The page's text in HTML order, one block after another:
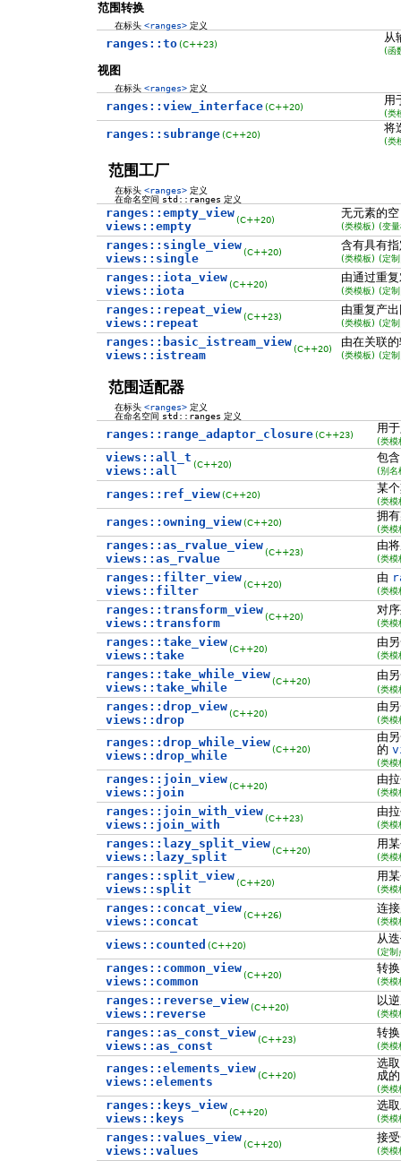
范围转换
在标头<ranges> 定义
ranges::to (C++23) 从
(函
视图
在标头<ranges> 定义
ranges::view_interface (C++20) 用
(类
ranges::subrange (C++20) 将
(类
范围工厂
在标头<ranges> 定义
在命名空间 std::ranges 定义
ranges::empty_view
views::empty
(C++20)
无元素的
(类模板) (变
ranges::single_view
views::single
(C++20)
含有具有
(类模板) (定
ranges::iota_view
views::iota
(C++20)
由通过重
(类模板) (定
ranges::repeat_view
views::repeat
(C++23)
由重复产
(类模板) (定
ranges::basic_istream_view
views::istream
(C++20)
由在关联
(类模板) (定
范围适配器
在标头<ranges> 定义
在命名空间 std::ranges 定义
ranges::range_adaptor_closure (C++23) 用
(类模
views::all_t
views::all
(C++20)
包
(别名
ranges::ref_view (C++20) 某
(类模
ranges::owning_view (C++20) 拥
(类模
ranges::as_rvalue_view
views::as_rvalue
(C++23)
由
(类模
ranges::filter_view
views::filter
(C++20)
由
(类模
ranges::transform_view
views::transform
(C++20)
对
(类模
ranges::take_view
views::take
(C++20)
由
(类模
ranges::take_while_view
views::take_while
(C++20) 由
(类模
ranges::drop_view
views::drop
(C++20)
由
(类模
ranges::drop_while_view
views::drop_while
(C++20)
由
的
(类模
ranges::join_view
views::join
(C++20)
由
(类模
ranges::join_with_view
views::join_with
(C++23)
由
(类模
ranges::lazy_split_view
views::lazy_split
(C++20)
用
(类模
ranges::split_view
views::split
(C++20)
用
(类模
ranges::concat_view
views::concat
(C++26)
连
(类模
views::counted (C++20) 从
(定制
ranges::common_view
views::common
(C++20)
转
(类模
ranges::reverse_view
views::reverse
(C++20)
以
(类模
ranges::as_const_view
views::as_const
(C++23)
转
(类模
ranges::elements_view
views::elements
(C++20)
选
成
(类模
ranges::keys_view
views::keys
(C++20)
选
(类模
ranges::values_view
views::values
(C++20)
接
(类模